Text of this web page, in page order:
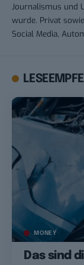
Journalismus und
wurde. Privat
Social Media,
MONEY
Das sind